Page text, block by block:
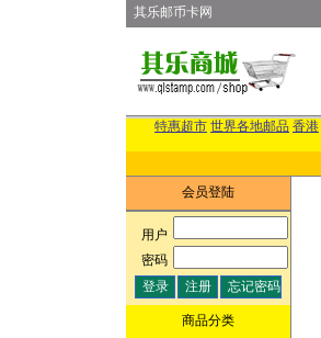
其乐邮币卡网
特惠超市 世界各地邮品 香港
会员登陆
用户:
密码:
商品分类